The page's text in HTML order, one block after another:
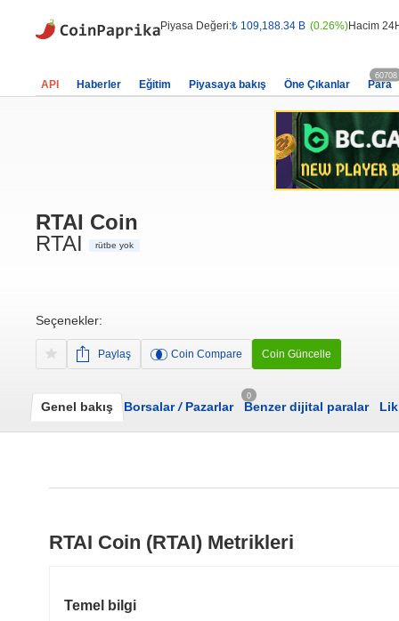
Piyasa Değeri:₺ 109,188.34 B (0.26%)Hacim
API Haberler Eğitim Piyasaya bakış Öne Çıkanlar Para
60708
RTAI Coin
RTAI
rütbe yok
Seçenekler:
Paylaş Coin Compare Coin Güncelle
Genel bakış Borsalar/Pazarlar
0
Benzer dijital paralar
RTAI Coin (RTAI) Metrikleri
Temel bilgi